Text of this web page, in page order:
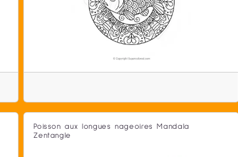
Poisson aux longues nageoires Mandala
Zentangle